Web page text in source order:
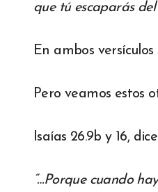
que tú escaparás del
En ambos
Pero veamos estos
Isaías 26.9b y 16,
“…Porque cuando